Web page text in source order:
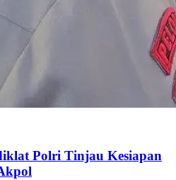
Polri Tinjau Kesiapan